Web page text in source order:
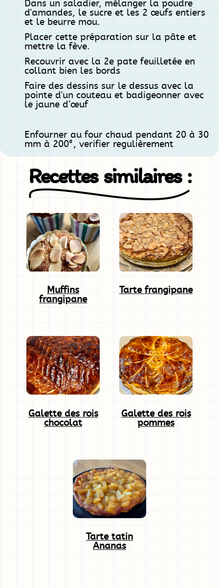
Dans un saladier, mélanger la poudre
d'amandes, le sucre et les 2 œufs entiers
et le beurre mou.
Placer cette préparation sur la pâte et
mettre la fève.
Recouvrir avec la 2e pate feuilletée en
collant bien les bords
Faire des dessins sur le dessus avec la
pointe d'un couteau et badigeonner avec
le jaune d’œuf
Enfourner au four chaud pendant 20 à 30
mm à 200°, verifier regulièrement
Recettes similaires :
Muffins
frangipane
Tarte frangipane
Galette des rois
chocolat
Galette des rois
pommes
Tarte tatin
Ananas